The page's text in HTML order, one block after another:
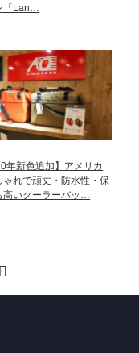
「Lan…
年新色追加】アメリカ
ゃれで頑丈・防水性・保
高いクーラーバッ…